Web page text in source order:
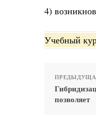
4)
Учебный
позволяет